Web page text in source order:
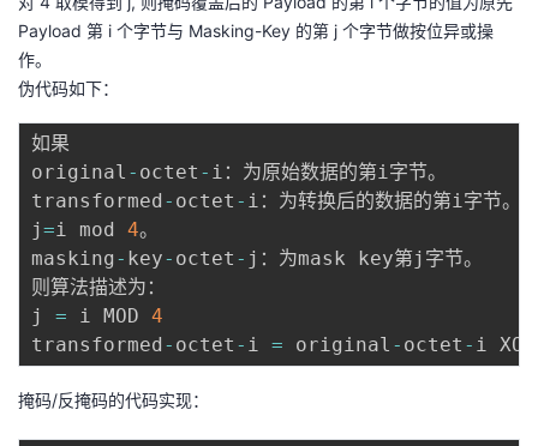
Payload 第 i 个字节与 Masking-Key 的第 j 个字节做按位异或操
作。
伪代码如下：
如果
original - octet - i：为原始数据的第i字节。
transformed - octet - i：为转换后的数据的第i字节。
j =i mod 4。
masking - key- octet - j：为mask key第j字节。
则算法描述为：
j = i MOD 4
transformed - octet - i = original - octet - i
掩码/反掩码的代码实现：